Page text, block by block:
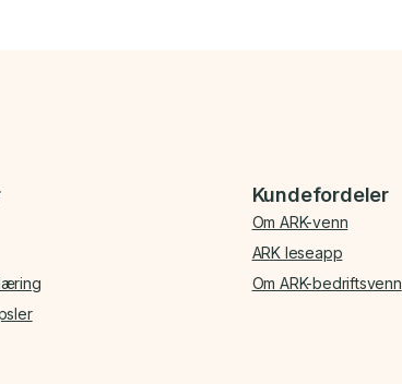
Kundefordeler
Om ARK-venn
ARK leseapp
Om ARK-bedriftsvenn